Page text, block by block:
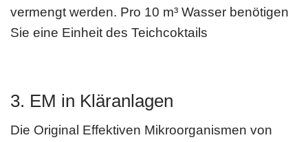
vermengt werden. Pro 10 m³ Wasser benötigen
Sie eine Einheit des Teichcoktails
3. EM in Kläranlagen
Die Original Effektiven Mikroorganismen von